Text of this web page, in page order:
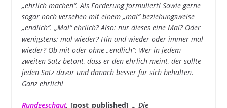
„ehrlich machen“. Als Forderung formuliert! Sowie gerne
sogar noch versehen mit einem „mal“ beziehungsweise
„endlich“. „Mal“ ehrlich? Also: nur dieses eine Mal? Oder
wenigstens: mal wieder? Hin und wieder oder immer mal
wieder? Ob mit oder ohne „endlich“: Wer in jedem
zweiten Satz betont, dass er den ehrlich meint, der sollte
jeden Satz davor und danach besser für sich behalten.
Ganz ehrlich!
Rundgeschaut, [post_published] … Die